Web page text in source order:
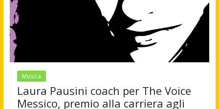
Musica
Laura Pausini coach per The Voice
Messico, premio alla carriera agli